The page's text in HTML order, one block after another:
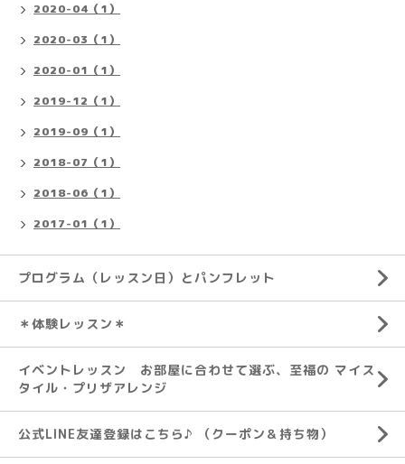
2020-04（1）
2020-03（1）
2020-01（1）
2019-12（1）
2019-09（1）
2018-07（1）
2018-06（1）
2017-01（1）
プログラム（レッスン日）とパンフレット
＊体験レッスン＊
イベントレッスン お部屋に合わせて選ぶ、至福の マイス
タイル・プリザアレンジ
公式LINE友達登録はこちら♪ （クーポン＆持ち物）